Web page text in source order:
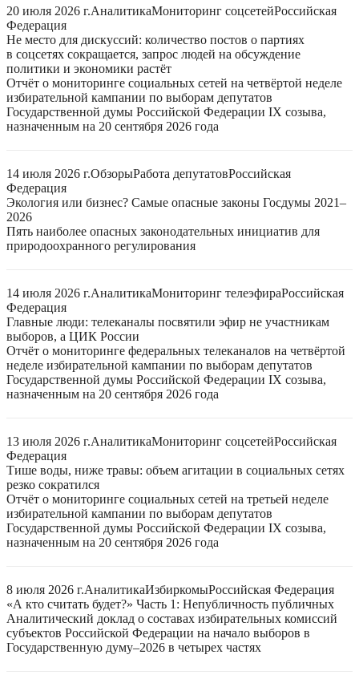
20 июля 2026 г.АналитикаМониторинг соцсетейРоссийская
Федерация
Не место для дискуссий: количество постов о партиях
в соцсетях сокращается, запрос людей на обсуждение
политики и экономики растёт
Отчёт о мониторинге социальных сетей на четвёртой неделе
избирательной кампании по выборам депутатов
Государственной думы Российской Федерации IX созыва,
назначенным на 20 сентября 2026 года
14 июля 2026 г.ОбзорыРабота депутатовРоссийская
Федерация
Экология или бизнес? Самые опасные законы Госдумы 2021–
2026
Пять наиболее опасных законодательных инициатив для
природоохранного регулирования
14 июля 2026 г.АналитикаМониторинг телеэфираРоссийская
Федерация
Главные люди: телеканалы посвятили эфир не участникам
выборов, а ЦИК России
Отчёт о мониторинге федеральных телеканалов на четвёртой
неделе избирательной кампании по выборам депутатов
Государственной думы Российской Федерации IX созыва,
назначенным на 20 сентября 2026 года
13 июля 2026 г.АналитикаМониторинг соцсетейРоссийская
Федерация
Тише воды, ниже травы: объем агитации в социальных сетях
резко сократился
Отчёт о мониторинге социальных сетей на третьей неделе
избирательной кампании по выборам депутатов
Государственной думы Российской Федерации IX созыва,
назначенным на 20 сентября 2026 года
8 июля 2026 г.АналитикаИзбиркомыРоссийская Федерация
«А кто считать будет?» Часть 1: Непубличность публичных
Аналитический доклад о составах избирательных комиссий
субъектов Российской Федерации на начало выборов в
Государственную думу–2026 в четырех частях